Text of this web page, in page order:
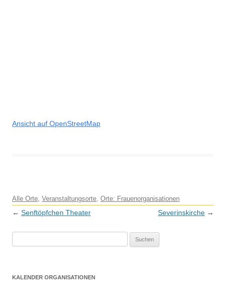
Ansicht auf OpenStreetMap
Alle Orte, Veranstaltungsorte, Orte: Frauenorganisationen
Beitragsnavigation
← Senftöpfchen Theater Severinskirche →
h
KALENDER ORGANISATIONEN